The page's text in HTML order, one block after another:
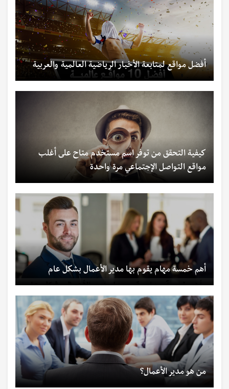
أفضل مواقع لمتابعة الأخبار الرياضية العالمية والعربية
كيفية التحقق من توفر اسم مستخدم متاح على أغلب
مواقع التواصل الإجتماعي مرة واحدة
أهم خمسة مهام يقوم بها مدير الأعمال بشكل عام
من هو مدير الأعمال؟